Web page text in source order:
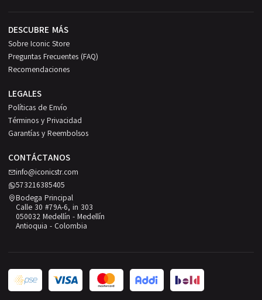
DESCUBRE MÁS
Sobre Iconic Store
Preguntas Frecuentes (FAQ)
Recomendaciones
LEGALES
Políticas de Envío
Términos y Privacidad
Garantías y Reembolsos
CONTÁCTANOS
info@iconicstr.com
573216385405
Bodega Principal
Calle 30 #79A-6, in 303
050032 Medellín - Medellín
Antioquia - Colombia